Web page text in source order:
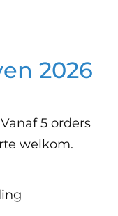
2026
5 orders
welkom.